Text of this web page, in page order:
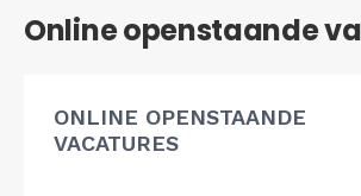
Online openstaande
ONLINE OPENSTAANDE
VACATURES